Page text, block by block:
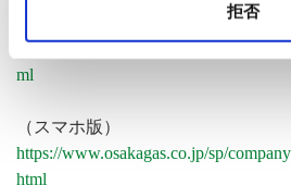
拒否
https://www.osakagas.co.jp/company/
ml
（スマホ版）
https://www.osakagas.co.jp/sp/
html